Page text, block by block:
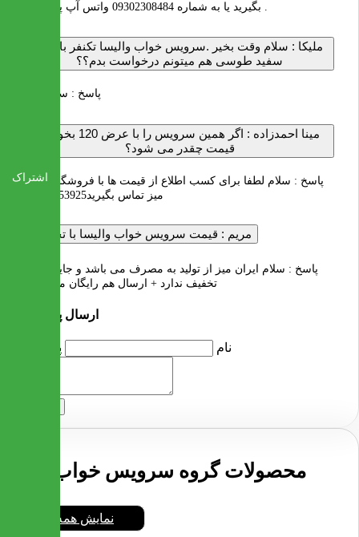
بگیرید یا به شماره 09302308484 واتس آپ پیام بدید .
ملیکا : سلام وقت بخیر .سرویس خواب والیسا تکنفر با رنگ
سفید طوسی هم میتونم درخواست بدم؟؟
پاسخ : سلام خیر
مینا احمدزاده :
اگر همین سرویس را با عرض 120 بخواهم
قیمت چقدر می شود؟
پاسخ : سلام لطفا برای کسب اطلاع از قیمت ها با فروشگاه ایران
میز تماس بگیرید02122253925
مریم : قیمت سرویس خواب والیسا با تخفیف
پاسخ : سلام ایران میز از تولید به مصرف می باشد و جایی برای
تخفیف ندارد + ارسال هم رایگان می باشد
ارسال پرسش
نام پرسش
محصولات گروه سرویس خواب
نمایش همه
اشتراک